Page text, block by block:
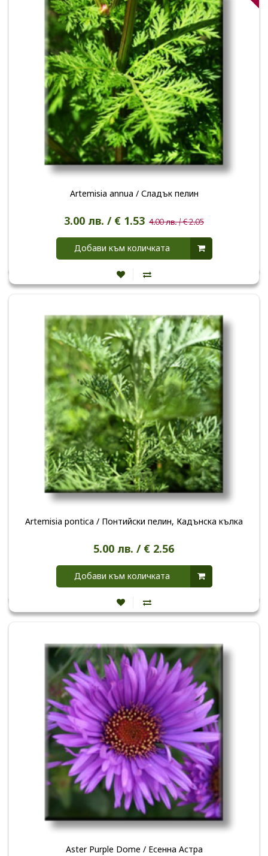
Artemisia annua / Сладък пелин
3.00 лв. / € 1.53 4.00 лв. / € 2.05
Добави към количката
Artemisia pontica / Понтийски пелин, Кадънска кълка
5.00 лв. / € 2.56
Добави към количката
Aster Purple Dome / Есенна Астра